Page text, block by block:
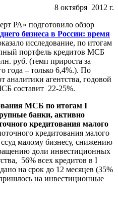
8 октября 2012 г.
РА» подготовило обзор
бизнеса в России: время
исследование, по итогам
портфель кредитов МСБ
руб. (темп прироста за
года – только 6,4%.). По
аналитики агентства, годовой
составит 22-25%.
МСБ по итогам I
банки, активно
кредитования малого
кредитования малого
малому бизнесу, снижению
доли инвестиционных
56% всех кредитов в I
на срок до 12 месяцев (35%
на инвестиционные